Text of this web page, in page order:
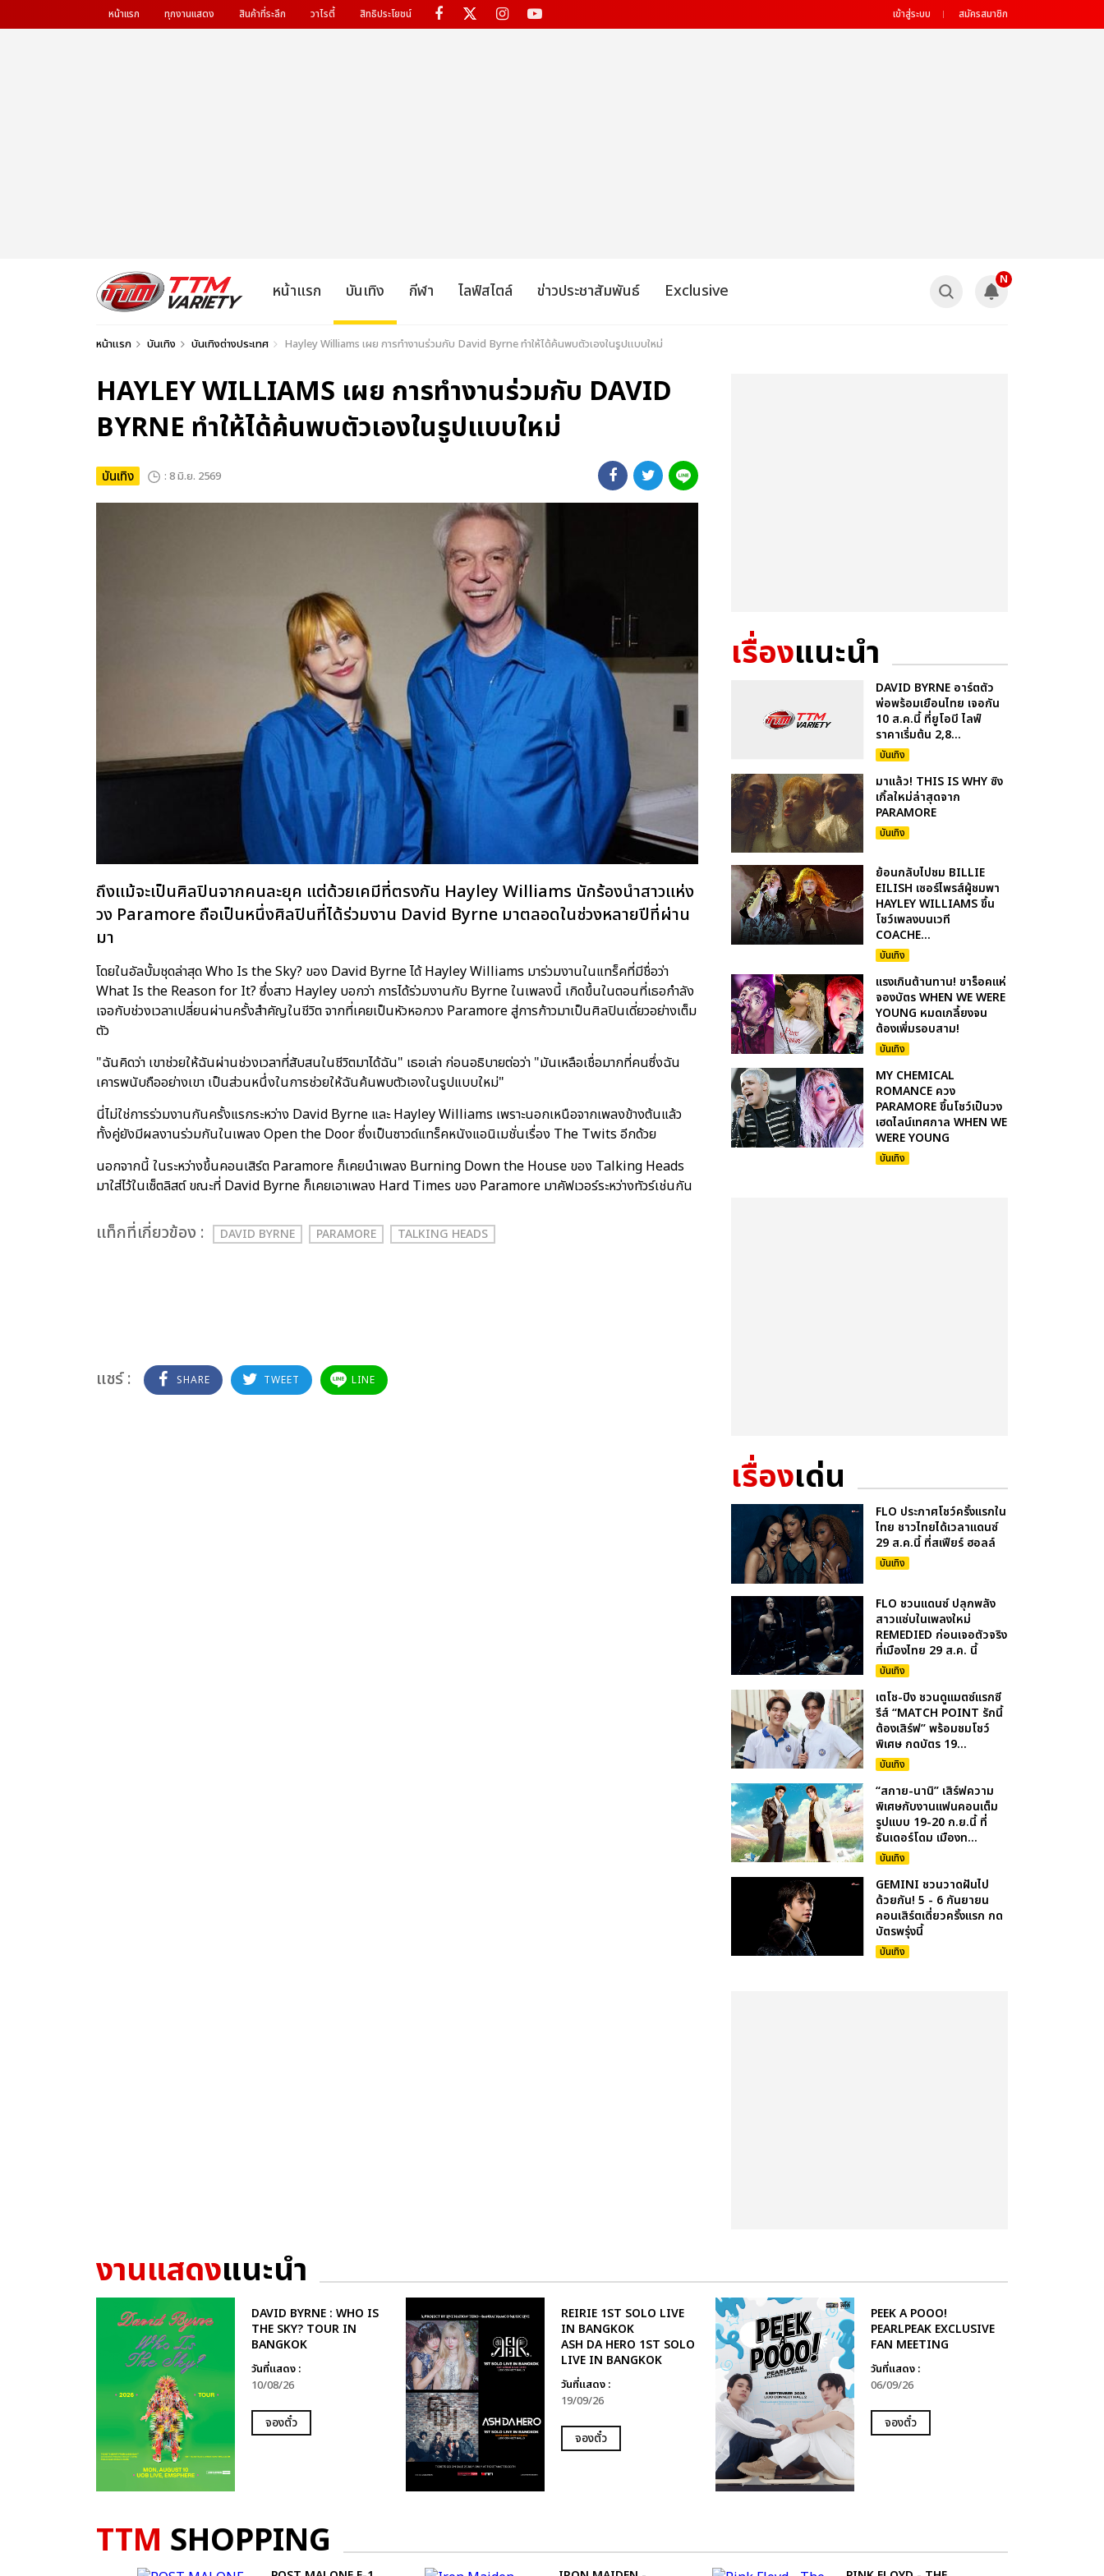
หน้าแรก ทุกงานแสดง สินค้าที่ระลึก วาไรตี้ สิทธิประโยชน์ เข้าสู่ระบบ สมัครสมาชิก
หน้าแรก บันเทิง กีฬา ไลฟ์สไตล์ ข่าวประชาสัมพันธ์ Exclusive
N
หน้าแรก บันเทิง บันเทิงต่างประเทศ Hayley Williams เผย การทำงานร่วมกับ David Byrne ทำให้ได้ค้นพบตัวเองในรูปแบบใหม่
HAYLEY WILLIAMS เผย การทำงานร่วมกับ DAVID
BYRNE ทำให้ได้ค้นพบตัวเองในรูปแบบใหม่
บันเทิง : 8 มิ.ย. 2569
ถึงแม้จะเป็นศิลปินจากคนละยุค แต่ด้วยเคมีที่ตรงกัน Hayley Williams นักร้องนำสาวแห่ง
วง Paramore ถือเป็นหนึ่งศิลปินที่ได้ร่วมงาน David Byrne มาตลอดในช่วงหลายปีที่ผ่าน
มา
โดยในอัลบั้มชุดล่าสุด Who Is the Sky? ของ David Byrne ได้ Hayley Williams มาร่วมงานในแทร็คที่มีชื่อว่า
What Is the Reason for It? ซึ่งสาว Hayley บอกว่า การได้ร่วมงานกับ Byrne ในเพลงนี้ เกิดขึ้นในตอนที่เธอกำลัง
เจอกับช่วงเวลาเปลี่ยนผ่านครั้งสำคัญในชีวิต จากที่เคยเป็นหัวหอกวง Paramore สู่การก้าวมาเป็นศิลปินเดี่ยวอย่างเต็ม
ตัว
"ฉันคิดว่า เขาช่วยให้ฉันผ่านช่วงเวลาที่สับสนในชีวิตมาได้ฉัน" เธอเล่า ก่อนอธิบายต่อว่า "มันเหลือเชื่อมากที่คนซึ่งฉัน
เคารพนับถืออย่างเขา เป็นส่วนหนึ่งในการช่วยให้ฉันค้นพบตัวเองในรูปแบบใหม่"
นี่ไม่ใช่การร่วมงานกันครั้งแรกระหว่าง David Byrne และ Hayley Williams เพราะนอกเหนือจากเพลงข้างต้นแล้ว
ทั้งคู่ยังมีผลงานร่วมกันในเพลง Open the Door ซึ่งเป็นซาวด์แทร็คหนังแอนิเมชั่นเรื่อง The Twits อีกด้วย
นอกจากนี้ ในระหว่างขึ้นคอนเสิร์ต Paramore ก็เคยนำเพลง Burning Down the House ของ Talking Heads
มาใส่ไว้ในเซ็ตลิสต์ ขณะที่ David Byrne ก็เคยเอาเพลง Hard Times ของ Paramore มาคัฟเวอร์ระหว่างทัวร์เช่นกัน
เเท็กที่เกี่ยวข้อง : DAVID BYRNE PARAMORE TALKING HEADS
แชร์ : SHARE TWEET LINE
เรื่องแนะนำ
DAVID BYRNE อาร์ตตัว
พ่อพร้อมเยือนไทย เจอกัน
10 ส.ค.นี้ ที่ยูโอบี ไลฟ์
ราคาเริ่มต้น 2,8...
บันเทิง
มาแล้ว! THIS IS WHY ซิง
เกิ้ลใหม่ล่าสุดจาก
PARAMORE
บันเทิง
ย้อนกลับไปชม BILLIE
EILISH เซอร์ไพรส์ผู้ชมพา
HAYLEY WILLIAMS ขึ้น
โชว์เพลงบนเวที
COACHE...
บันเทิง
แรงเกินต้านทาน! ขาร็อคแห่
จองบัตร WHEN WE WERE
YOUNG หมดเกลี้ยงจน
ต้องเพิ่มรอบสาม!
บันเทิง
MY CHEMICAL
ROMANCE ควง
PARAMORE ขึ้นโชว์เป็นวง
เฮดไลน์เทศกาล WHEN WE
WERE YOUNG
บันเทิง
เรื่องเด่น
FLO ประกาศโชว์ครั้งแรกใน
ไทย ชาวไทยได้เวลาแดนซ์
29 ส.ค.นี้ ที่สเฟียร์ ฮอลล์
บันเทิง
FLO ชวนแดนซ์ ปลุกพลัง
สาวแซ่บในเพลงใหม่
REMEDIED ก่อนเจอตัวจริง
ที่เมืองไทย 29 ส.ค. นี้
บันเทิง
เตโช-ปิง ชวนดูแมตซ์แรกซี
รีส์ “MATCH POINT รักนี้
ต้องเสิร์ฟ” พร้อมชมโชว์
พิเศษ กดบัตร 19...
บันเทิง
“สกาย-นานิ” เสิร์ฟความ
พิเศษกับงานแฟนคอนเต็ม
รูปแบบ 19-20 ก.ย.นี้ ที่
ธันเดอร์โดม เมืองท...
บันเทิง
GEMINI ชวนวาดฝันไป
ด้วยกัน! 5 - 6 กันยายน
คอนเสิร์ตเดี่ยวครั้งแรก กด
บัตรพรุ่งนี้
บันเทิง
งานแสดงแนะนำ
DAVID BYRNE : WHO IS
THE SKY? TOUR IN
BANGKOK
วันที่แสดง :
10/08/26
จองตั๋ว
REIRIE 1ST SOLO LIVE
IN BANGKOK
ASH DA HERO 1ST SOLO
LIVE IN BANGKOK
วันที่แสดง :
19/09/26
จองตั๋ว
PEEK A POOO!
PEARLPEAK EXCLUSIVE
FAN MEETING
วันที่แสดง :
06/09/26
จองตั๋ว
TTM SHOPPING